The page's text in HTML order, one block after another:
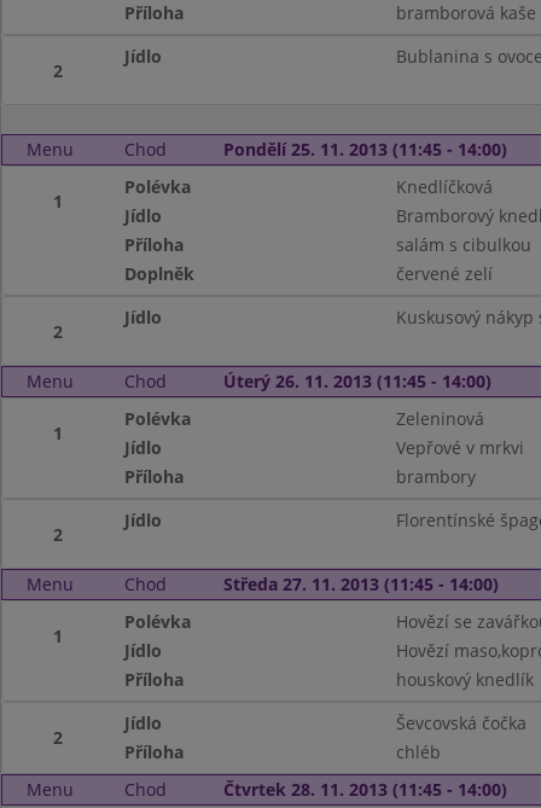
Příloha
bramborová kaše
2
Jídlo Bublanina s
Menu Chod Pondělí 25. 11. 2013 (11:45 - 14:00)
1
Polévka
Knedlíčková
Jídlo
Bramborový
Příloha
salám s cibulkou
Doplněk
červené zelí
2
Jídlo Kuskusový
Menu Chod Úterý 26. 11. 2013 (11:45 - 14:00)
1
Polévka
Zeleninová
Jídlo
Vepřové v mrkvi
Příloha
brambory
2
Jídlo Florentínské
Menu Chod Středa 27. 11. 2013 (11:45 - 14:00)
1
Polévka
Hovězí se
Jídlo
Hovězí
Příloha
houskový knedlík
2
Jídlo
Ševcovská čočka
Příloha
chléb
Menu
Chod Čtvrtek 28. 11. 2013 (11:45 - 14:00)